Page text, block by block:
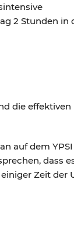
2 Stunden in
die
auf dem YPSI
dass
Zeit der